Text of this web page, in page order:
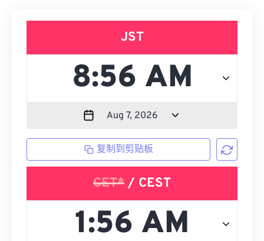
JST
复制到剪贴板
CET* / CEST